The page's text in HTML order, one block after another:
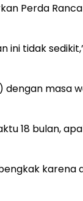
Perda
tidak
masa
18 bulan,